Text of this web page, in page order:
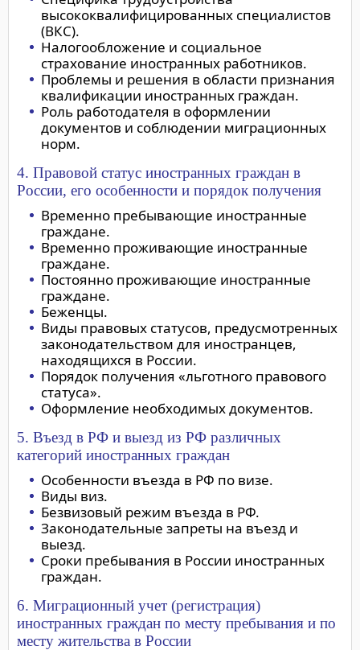
высококвалифицированных специалистов
(ВКС).
Налогообложение и социальное
страхование иностранных работников.
Проблемы и решения в области признания
квалификации иностранных граждан.
Роль работодателя в оформлении
документов и соблюдении миграционных
норм.
4. Правовой статус иностранных граждан в
России, его особенности и порядок получения
Временно пребывающие иностранные
граждане.
Временно проживающие иностранные
граждане.
Постоянно проживающие иностранные
граждане.
Беженцы.
Виды правовых статусов, предусмотренных
законодательством для иностранцев,
находящихся в России.
Порядок получения «льготного правового
статуса».
Оформление необходимых документов.
5. Въезд в РФ и выезд из РФ различных
категорий иностранных граждан
Особенности въезда в РФ по визе.
Виды виз.
Безвизовый режим въезда в РФ.
Законодательные запреты на въезд и
выезд.
Сроки пребывания в России иностранных
граждан.
6. Миграционный учет (регистрация)
иностранных граждан по месту пребывания и по
месту жительства в России